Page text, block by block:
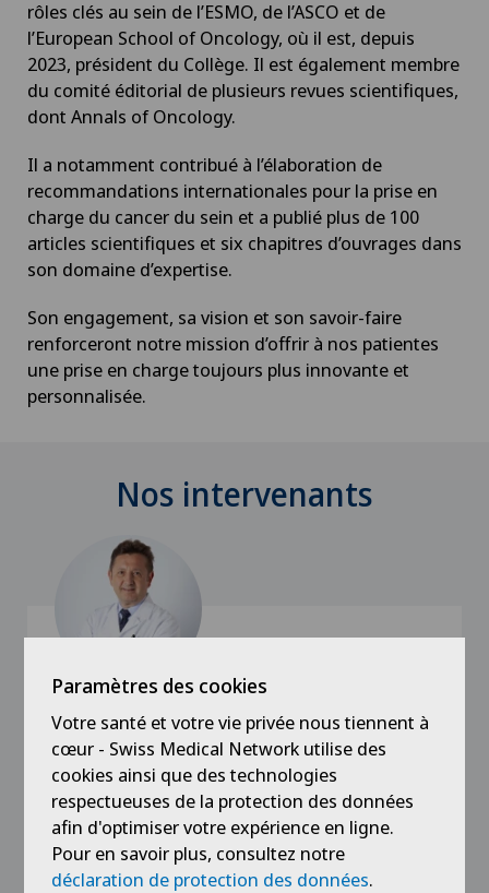
rôles clés au sein de l’ESMO, de l’ASCO et de
l’European School of Oncology, où il est, depuis
2023, président du Collège. Il est également membre
du comité éditorial de plusieurs revues scientifiques,
dont Annals of Oncology.
Il a notamment contribué à l’élaboration de
recommandations internationales pour la prise en
charge du cancer du sein et a publié plus de 100
articles scientifiques et six chapitres d’ouvrages dans
son domaine d’expertise.
Son engagement, sa vision et son savoir-faire
renforceront notre mission d’offrir à nos patientes
une prise en charge toujours plus innovante et
personnalisée.
Nos intervenants
Clinique de Genolier
Dr méd. Alexandru Eniu
Spécialisation
Oncologie,
Cancer du sein,
Sénologie (Diagnostic mammaire)
Paramètres des cookies
Votre santé et votre vie privée nous tiennent à
cœur - Swiss Medical Network utilise des
cookies ainsi que des technologies
respectueuses de la protection des données
afin d'optimiser votre expérience en ligne.
Pour en savoir plus, consultez notre
déclaration de protection des données.